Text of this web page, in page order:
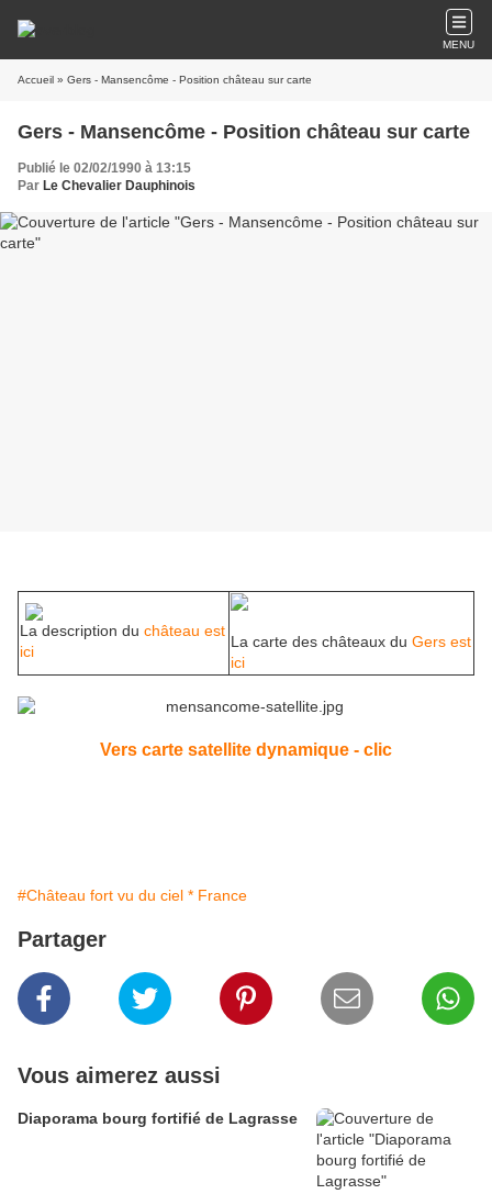
MENU
Accueil » Gers - Mansencôme - Position château sur carte
Gers - Mansencôme - Position château sur carte
Publié le 02/02/1990 à 13:15
Par Le Chevalier Dauphinois
La description du château est
ici
La carte des châteaux du Gers est
ici
Vers carte satellite dynamique - clic
#Château fort vu du ciel * France
Partager
Vous aimerez aussi
Diaporama bourg fortifié de Lagrasse